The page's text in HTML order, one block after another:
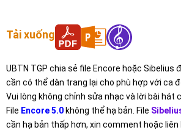
Tải xuống
UBTN TGP chia sẻ file Encore hoặc Sibelius
cần có thể dàn trang lại cho phù hợp với ca
Vui lòng không chỉnh sửa nhạc và lời bài hát
File Encore 5.0 không thể hạ bản. File
cần hạ bản thấp hơn, xin comment hoặc liên